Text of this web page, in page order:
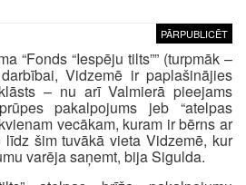
PĀRPUBLICĒT
“Fonds “Iespēju tilts”” (turpmāk –
Vidzemē ir paplašinājies
– nu arī Valmierā pieejams
pakalpojums jeb “atelpas
vecākam, kuram ir bērns ar
šim tuvākā vieta Vidzemē, kur
varēja saņemt, bija Sigulda.